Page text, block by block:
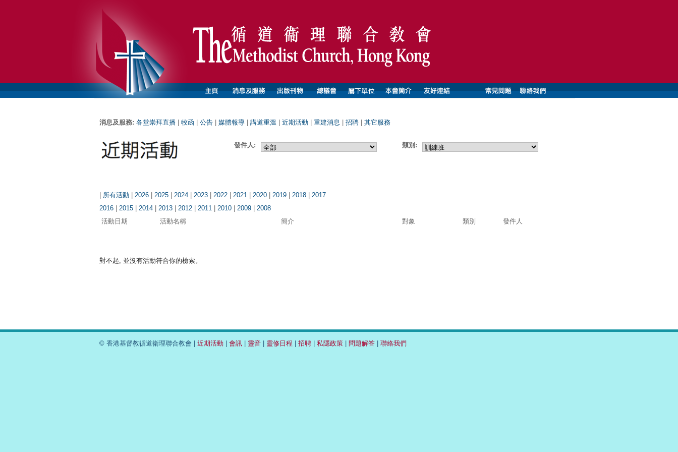
消息及服務: 各堂崇拜直播 牧函 公告 媒體報導 講道重溫 近期活動 重建消息 招聘 其它服務
發件人: 類別:
| 所有活動 | 2026 | 2025 | 2024 | 2023 | 2022 | 2021 | 2020 | 2019 | 2018 | 2017
2016 | 2015 | 2014 | 2013 | 2012 | 2011 | 2010 | 2009 | 2008
活動日期
活動名稱 簡介 對象 類別 發件人
對不起, 並沒有活動符合你的檢索。
© 香港基督教循道衛理聯合教會 | 近期活動 會訊 靈音 靈修日程 招聘 私隱政策 問題解答 聯絡我們